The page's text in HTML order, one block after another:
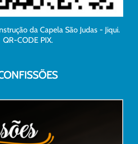
da Capela São Judas - Jiqui.
QR-CODE PIX.